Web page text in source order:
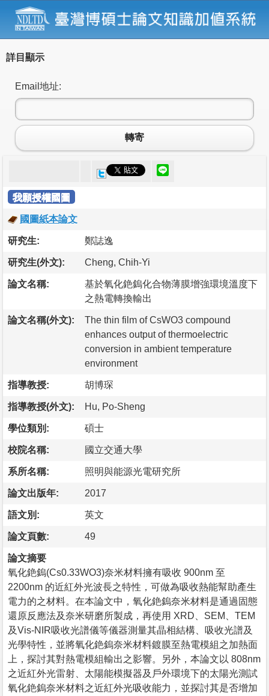
詳目顯示
Email地址:
轉寄
我願授權國圖
國圖紙本論文
研究生: 鄭誌逸
研究生(外文): Cheng, Chih-Yi
論文名稱:
基於氧化銫鎢化合物薄膜增強環境溫度下
之熱電轉換輸出
論文名稱(外文):
The thin film of CsWO3 compound
enhances output of thermoelectric
conversion in ambient temperature
environment
指導教授: 胡博琛
指導教授(外文): Hu, Po-Sheng
學位類別: 碩士
校院名稱: 國立交通大學
系所名稱: 照明與能源光電研究所
論文出版年: 2017
語文別: 英文
論文頁數: 49
論文摘要
氧化銫鎢(Cs0.33WO3)奈米材料擁有吸收 900nm 至
2200nm 的近紅外光波長之特性，可做為吸收熱能幫助產生
電力的之材料。在本論文中，氧化銫鎢奈米材料是通過固態
還原反應法及奈米研磨所製成，再使用 XRD、SEM、TEM
及Vis-NIR吸收光譜儀等儀器測量其晶相結構、吸收光譜及
光學特性，並將氧化銫鎢奈米材料鍍膜至熱電模組之加熱面
上，探討其對熱電模組輸出之影響。另外，本論文以 808nm
之近紅外光雷射、太陽能模擬器及戶外環境下的太陽光測試
氧化銫鎢奈米材料之近紅外光吸收能力，並探討其是否增加